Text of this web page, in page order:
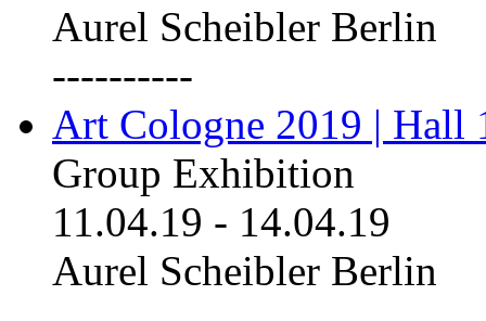
Aurel Scheibler Berlin
----------
Art Cologne 2019 | Hall
Group Exhibition
11.04.19 - 14.04.19
Aurel Scheibler Berlin